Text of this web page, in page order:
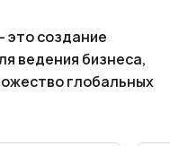
это создание
ведения бизнеса,
глобальных